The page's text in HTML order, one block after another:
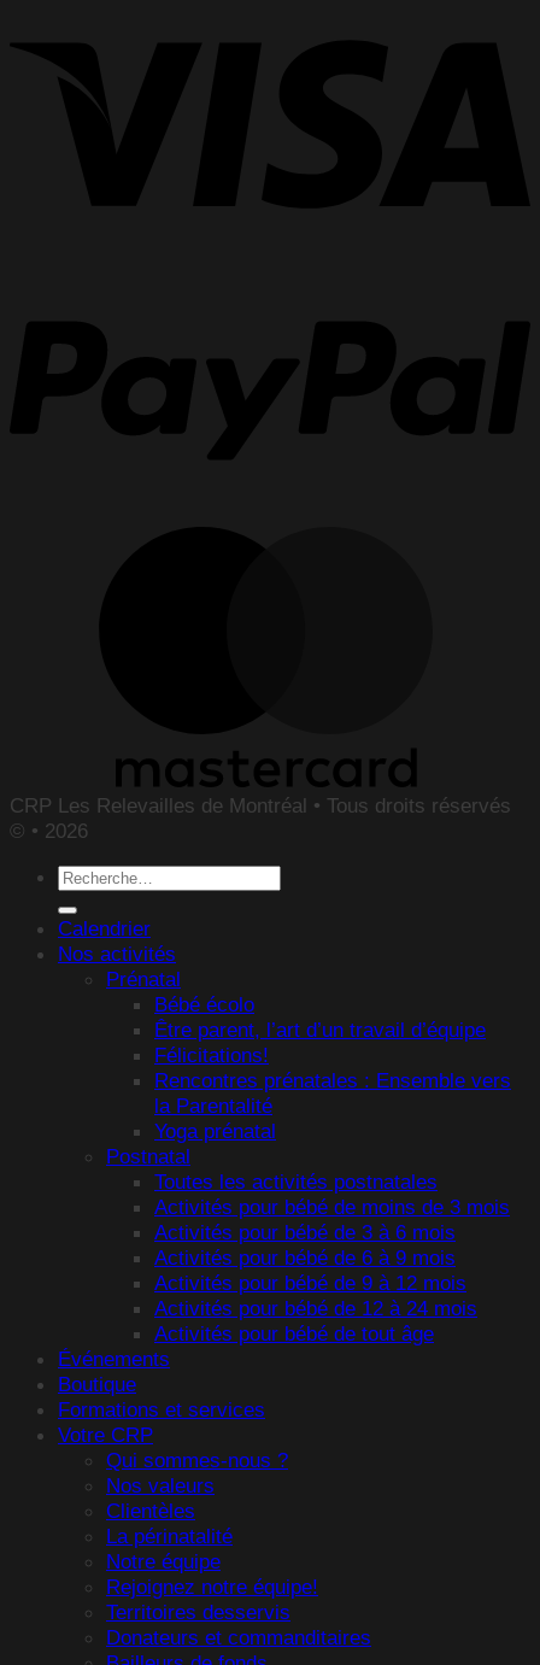
CRP Les Relevailles de Montréal • Tous droits réservés
© • 2026
Recherche
pour :
Calendrier
Nos activités
Prénatal
Bébé écolo
Être parent, l’art d’un travail d’équipe
Félicitations!
Rencontres prénatales : Ensemble vers
la Parentalité
Yoga prénatal
Postnatal
Toutes les activités postnatales
Activités pour bébé de moins de 3 mois
Activités pour bébé de 3 à 6 mois
Activités pour bébé de 6 à 9 mois
Activités pour bébé de 9 à 12 mois
Activités pour bébé de 12 à 24 mois
Activités pour bébé de tout âge
Événements
Boutique
Formations et services
Votre CRP
Qui sommes-nous ?
Nos valeurs
Clientèles
La périnatalité
Notre équipe
Rejoignez notre équipe!
Territoires desservis
Donateurs et commanditaires